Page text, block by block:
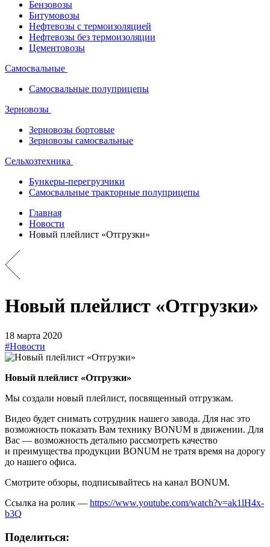
Бензовозы
Битумовозы
Нефтевозы с термоизоляцией
Нефтевозы без термоизоляции
Цементовозы
Самосвальные
Самосвальные полуприцепы
Зерновозы
Зерновозы бортовые
Зерновозы самосвальные
Сельхозтехника
Бункеры-перегрузчики
Самосвальные тракторные полуприцепы
Главная
Новости
Новый плейлист «Отгрузки»
Новый плейлист «Отгрузки»
18 марта 2020
#Новости
Новый плейлист «Отгрузки»
Мы создали новый плейлист, посвященный отгрузкам.
Видео будет снимать сотрудник нашего завода. Для нас это
возможность показать Вам технику BONUM в движении. Для
Вас — возможность детально рассмотреть качество
и преимущества продукции BONUM не тратя время на дорогу
до нашего офиса.
Смотрите обзоры, подписывайтесь на канал BONUM.
Ссылка на ролик — https://www.youtube.com/watch?v=ak1lH4x-
b3Q
Поделиться: